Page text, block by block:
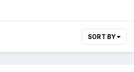
SORT BY